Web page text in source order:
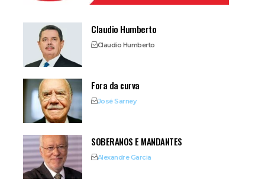
Claudio Humberto
Claudio Humberto
Fora da curva
José Sarney
SOBERANOS E MANDANTES
Alexandre Garcia